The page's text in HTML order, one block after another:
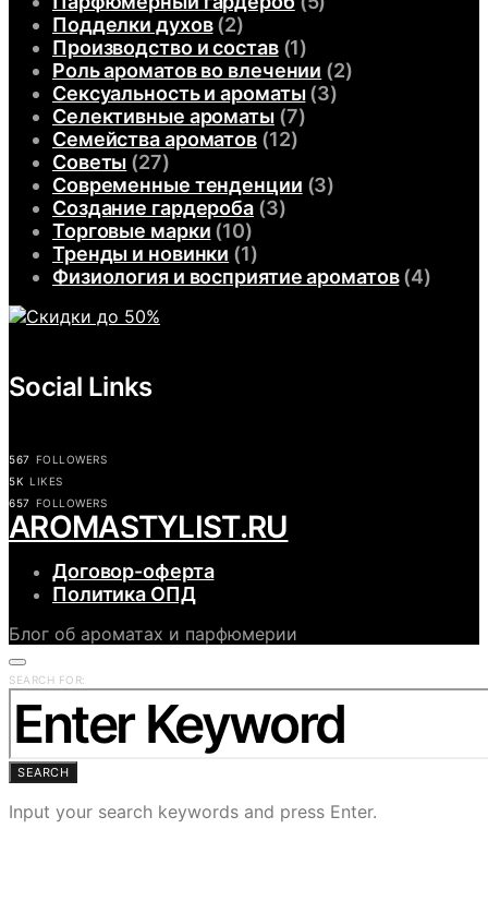
Подделки духов(2)
Производство и состав(1)
Роль ароматов во влечении (2)
Сексуальность и ароматы(3)
Селективные ароматы(7)
Семейства ароматов(12)
Советы (27)
Современные тенденции (3)
Создание гардероба(3)
Торговые марки (10)
Тренды и новинки (1)
Физиология и восприятие ароматов(4)
Social Links
567 FOLLOWERS
5K LIKES
657 FOLLOWERS
АROMASTYLIST.RU
Договор-оферта
Политика ОПД
Блог об ароматах и парфюмерии
SEARCH FOR:
SEARCH
Input your search keywords and press Enter.